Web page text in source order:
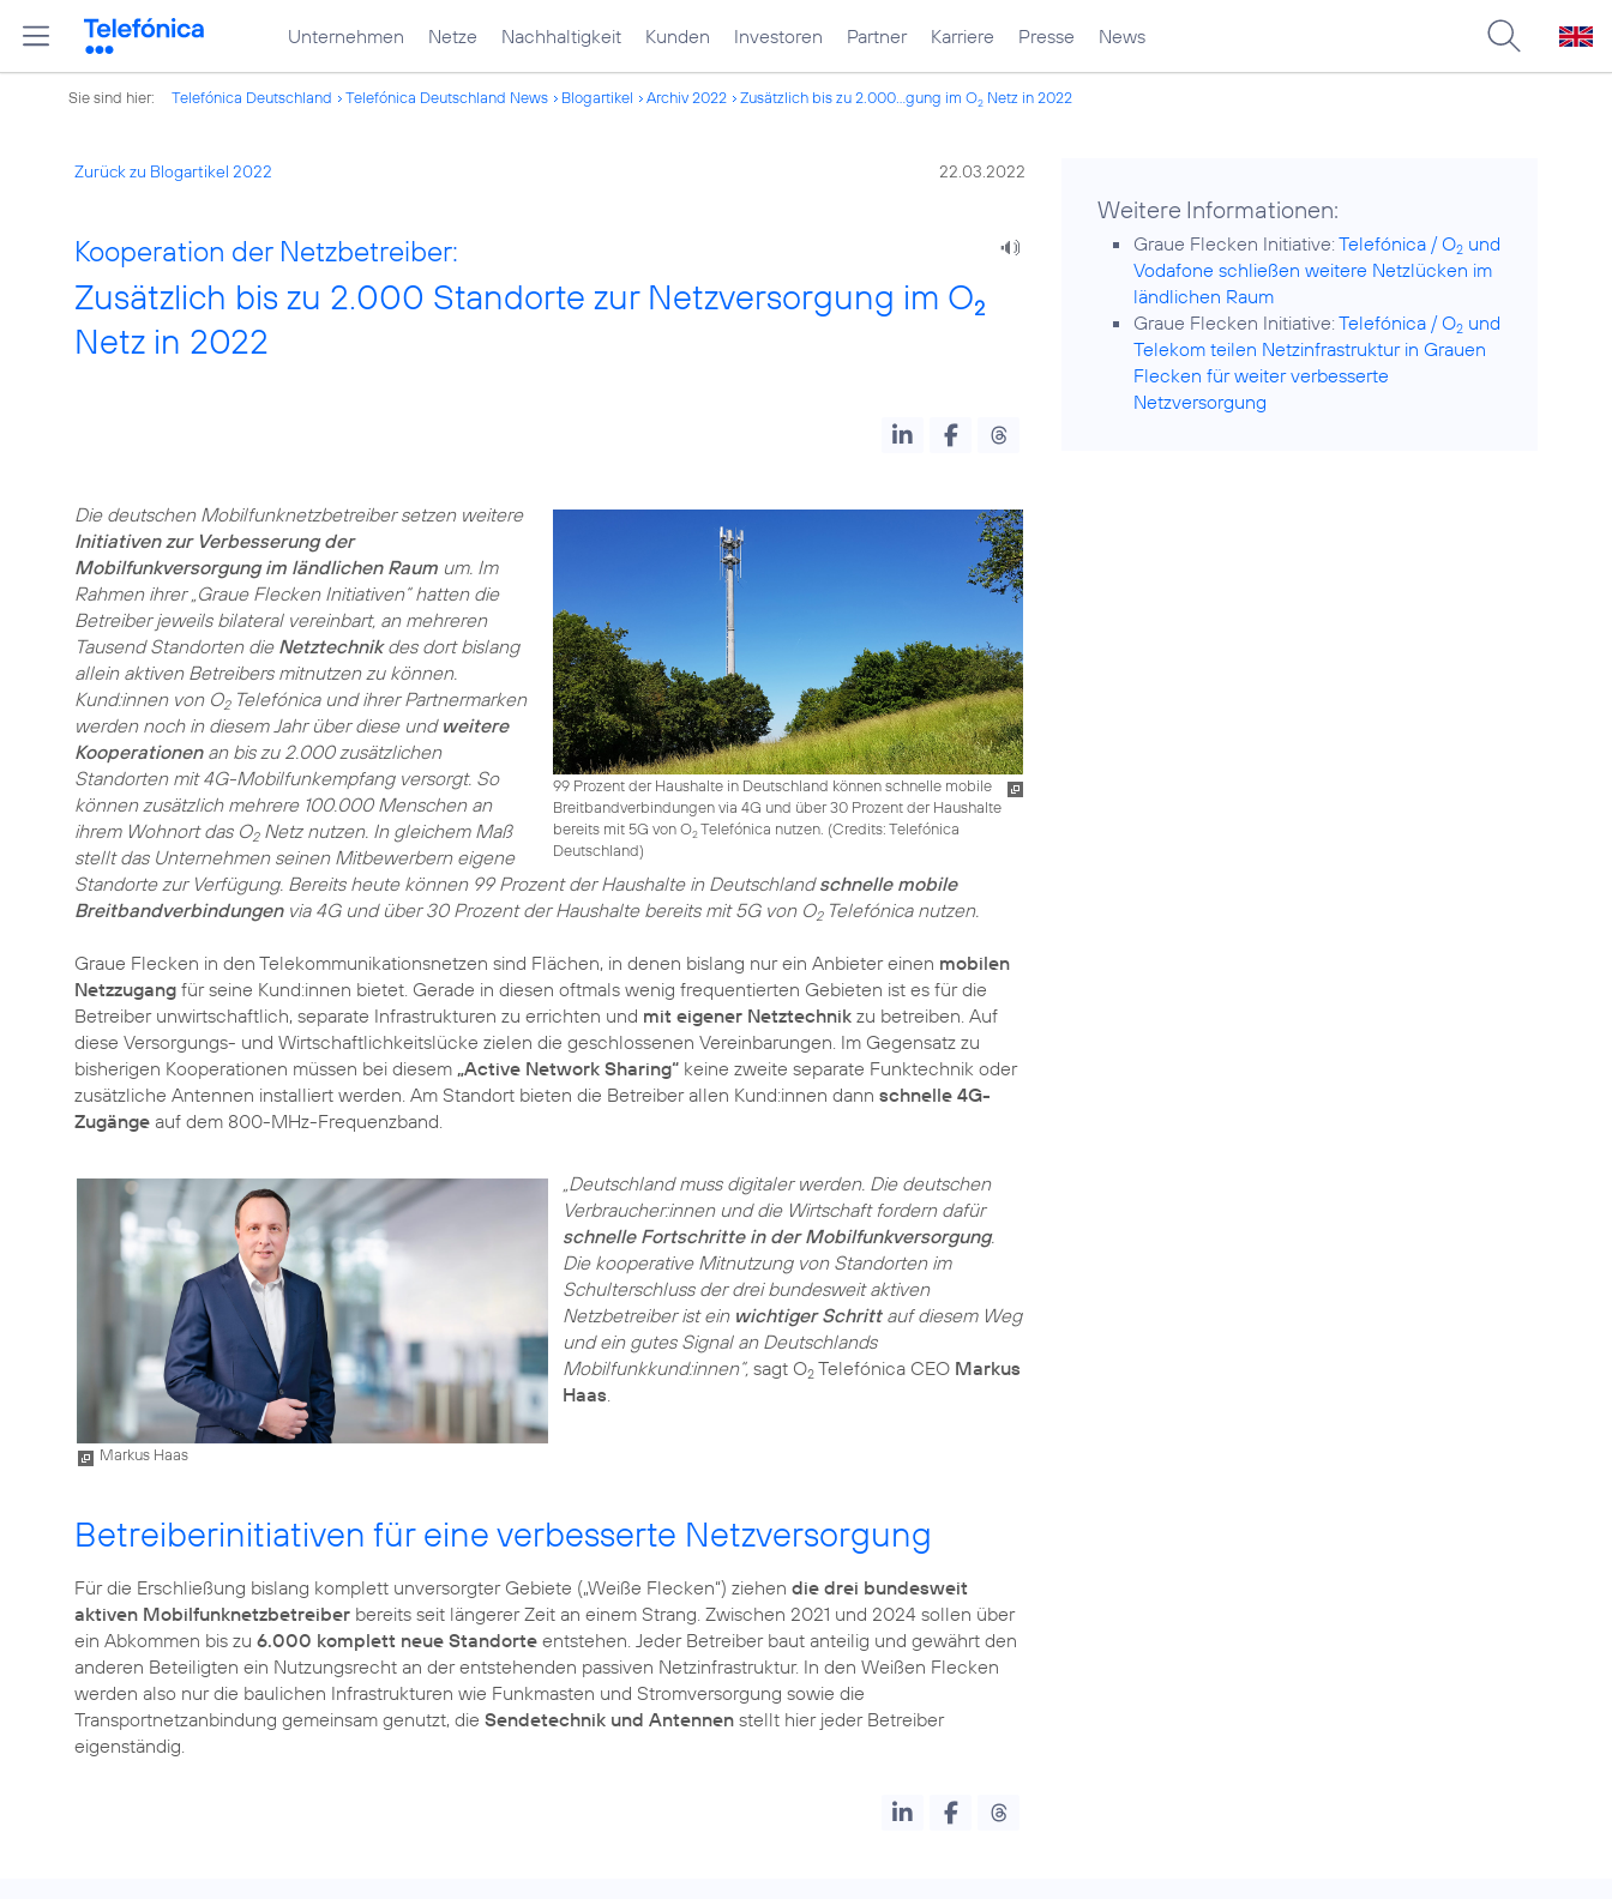
Unternehmen Netze Nachhaltigkeit Kunden Investoren Partner Karriere Presse News
Sie sind hier: Telefónica Deutschland Telefónica Deutschland News Blogartikel Archiv 2022 Zusätzlich bis zu 2.000...gung im O2 Netz in 2022
Zurück zu Blogartikel 2022 22.03.2022
Kooperation der Netzbetreiber:
Zusätzlich bis zu 2.000 Standorte zur Netzversorgung im O2
Netz in 2022
99 Prozent der Haushalte in Deutschland können schnelle mobile
Breitbandverbindungen via 4G und über 30 Prozent der Haushalte
bereits mit 5G von O2Telefónica nutzen. (Credits: Telefónica
Deutschland)
Die deutschen Mobilfunknetzbetreiber setzen weitere
Initiativen zur Verbesserung der
Mobilfunkversorgung im ländlichen Raum um. Im
Rahmen ihrer „Graue Flecken Initiativen“ hatten die
Betreiber jeweils bilateral vereinbart, an mehreren
Tausend Standorten die Netztechnikdes dort bislang
allein aktiven Betreibers mitnutzen zu können.
Kund:innen von O2Telefónica und ihrer Partnermarken
werden noch in diesem Jahr über diese und weitere
Kooperationenan bis zu 2.000 zusätzlichen
Standorten mit 4G-Mobilfunkempfang versorgt. So
können zusätzlich mehrere 100.000 Menschen an
ihrem Wohnort das O2Netz nutzen. In gleichem Maß
stellt das Unternehmen seinen Mitbewerbern eigene
Standorte zur Verfügung. Bereits heute können 99 Prozent der Haushalte in Deutschlandschnelle mobile
Breitbandverbindungenvia 4G und über 30 Prozent der Haushalte bereits mit 5G von O2Telefónica nutzen.
Graue Flecken in den Telekommunikationsnetzen sind Flächen, in denen bislang nur ein Anbieter einen mobilen
Netzzugang für seine Kund:innen bietet. Gerade in diesen oftmals wenig frequentierten Gebieten ist es für die
Betreiber unwirtschaftlich, separate Infrastrukturen zu errichten und mit eigener Netztechnik zu betreiben. Auf
diese Versorgungs- und Wirtschaftlichkeitslücke zielen die geschlossenen Vereinbarungen. Im Gegensatz zu
bisherigen Kooperationen müssen bei diesem „Active Network Sharing“ keine zweite separate Funktechnik oder
zusätzliche Antennen installiert werden. Am Standort bieten die Betreiber allen Kund:innen dann schnelle 4G-
Zugänge auf dem 800-MHz-Frequenzband.
Markus Haas
„Deutschland muss digitaler werden. Die deutschen
Verbraucher:innen und die Wirtschaft fordern dafür
schnelle Fortschritte in der Mobilfunkversorgung.
Die kooperative Mitnutzung von Standorten im
Schulterschluss der drei bundesweit aktiven
Netzbetreiber ist ein wichtiger Schrittauf diesem Weg
und ein gutes Signal an Deutschlands
Mobilfunkkund:innen“,sagt O2Telefónica CEO Markus
Haas.
Betreiberinitiativen für eine verbesserte Netzversorgung
Für die Erschließung bislang komplett unversorgter Gebiete („Weiße Flecken“) ziehen die drei bundesweit
aktiven Mobilfunknetzbetreiber bereits seit längerer Zeit an einem Strang. Zwischen 2021 und 2024 sollen über
ein Abkommen bis zu 6.000 komplett neue Standorte entstehen. Jeder Betreiber baut anteilig und gewährt den
anderen Beteiligten ein Nutzungsrecht an der entstehenden passiven Netzinfrastruktur. In den Weißen Flecken
werden also nur die baulichen Infrastrukturen wie Funkmasten und Stromversorgung sowie die
Transportnetzanbindung gemeinsam genutzt, die Sendetechnik und Antennen stellt hier jeder Betreiber
eigenständig.
Weitere Informationen:
Graue Flecken Initiative:Telefónica / O2 und
Vodafone schließen weitere Netzlücken im
ländlichen Raum
Graue Flecken Initiative:Telefónica / O2 und
Telekom teilen Netzinfrastruktur in Grauen
Flecken für weiter verbesserte
Netzversorgung